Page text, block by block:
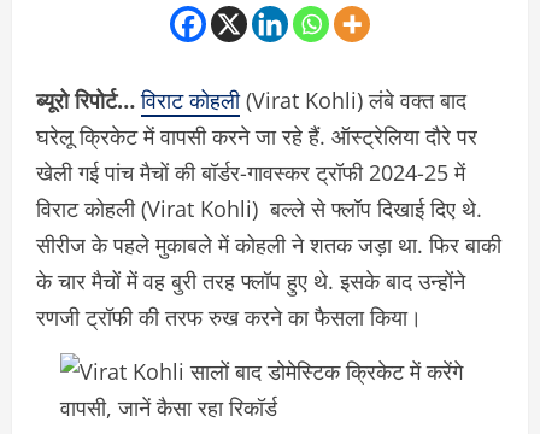
ब्यूरो रिपोर्ट… विराट कोहली(Virat Kohli) लंबे वक्त बाद
घरेलू क्रिकेट में वापसी करने जा रहे हैं. ऑस्ट्रेलिया दौरे पर
खेली गई पांच मैचों की बॉर्डर-गावस्कर ट्रॉफी 2024-25 में
विराट कोहली (Virat Kohli) बल्ले से फ्लॉप दिखाई दिए थे.
सीरीज के पहले मुकाबले में कोहली ने शतक जड़ा था. फिर बाकी
के चार मैचों में वह बुरी तरह फ्लॉप हुए थे. इसके बाद उन्होंने
रणजी ट्रॉफी की तरफ रुख करने का फैसला किया।